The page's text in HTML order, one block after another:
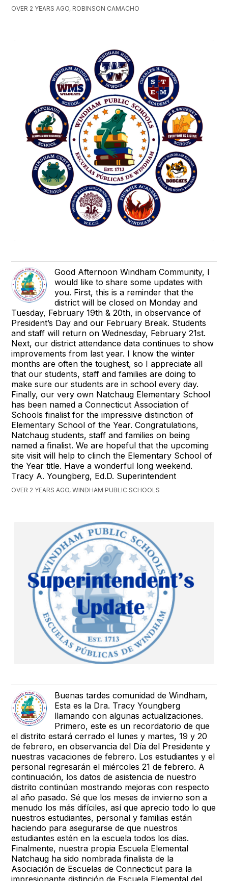
OVER 2 YEARS AGO, ROBINSON CAMACHO
Good Afternoon Windham Community, I
would like to share some updates with
you. First, this is a reminder that the
district will be closed on Monday and
Tuesday, February 19th & 20th, in observance of
President’s Day and our February Break. Students
and staff will return on Wednesday, February 21st.
Next, our district attendance data continues to show
improvements from last year. I know the winter
months are often the toughest, so I appreciate all
that our students, staff and families are doing to
make sure our students are in school every day.
Finally, our very own Natchaug Elementary School
has been named a Connecticut Association of
Schools finalist for the impressive distinction of
Elementary School of the Year. Congratulations,
Natchaug students, staff and families on being
named a finalist. We are hopeful that the upcoming
site visit will help to clinch the Elementary School of
the Year title. Have a wonderful long weekend.
Tracy A. Youngberg, Ed.D. Superintendent
OVER 2 YEARS AGO, WINDHAM PUBLIC SCHOOLS
Buenas tardes comunidad de Windham,
Esta es la Dra. Tracy Youngberg
llamando con algunas actualizaciones.
Primero, este es un recordatorio de que
el distrito estará cerrado el lunes y martes, 19 y 20
de febrero, en observancia del Día del Presidente y
nuestras vacaciones de febrero. Los estudiantes y el
personal regresarán el miércoles 21 de febrero. A
continuación, los datos de asistencia de nuestro
distrito continúan mostrando mejoras con respecto
al año pasado. Sé que los meses de invierno son a
menudo los más difíciles, así que aprecio todo lo que
nuestros estudiantes, personal y familias están
haciendo para asegurarse de que nuestros
estudiantes estén en la escuela todos los días.
Finalmente, nuestra propia Escuela Elemental
Natchaug ha sido nombrada finalista de la
Asociación de Escuelas de Connecticut para la
impresionante distinción de Escuela Elemental del